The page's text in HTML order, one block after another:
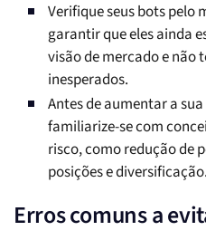
Verifique seus bots pelo
garantir que eles ainda
visão de mercado e
inesperados.
Antes de aumentar a
familiarize-se com
risco, como redução de
posições e diversificação.
Erros comuns a